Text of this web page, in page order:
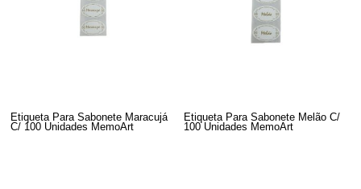
Etiqueta Para Sabonete Maracuj
C/ 100 Unidades MemoArt
Etiqueta Para Sabonete Melão C/
100 Unidades MemoArt